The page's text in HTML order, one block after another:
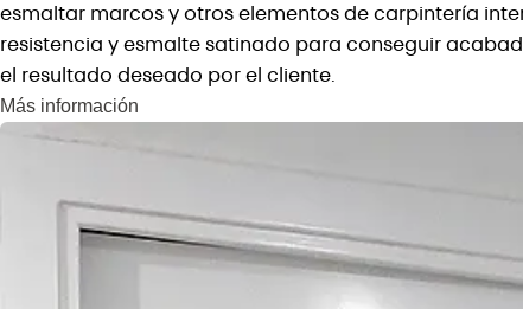
esmaltar marcos y otros elementos de carpintería
resistencia y esmalte satinado para conseguir
el resultado deseado por el cliente.
Más información